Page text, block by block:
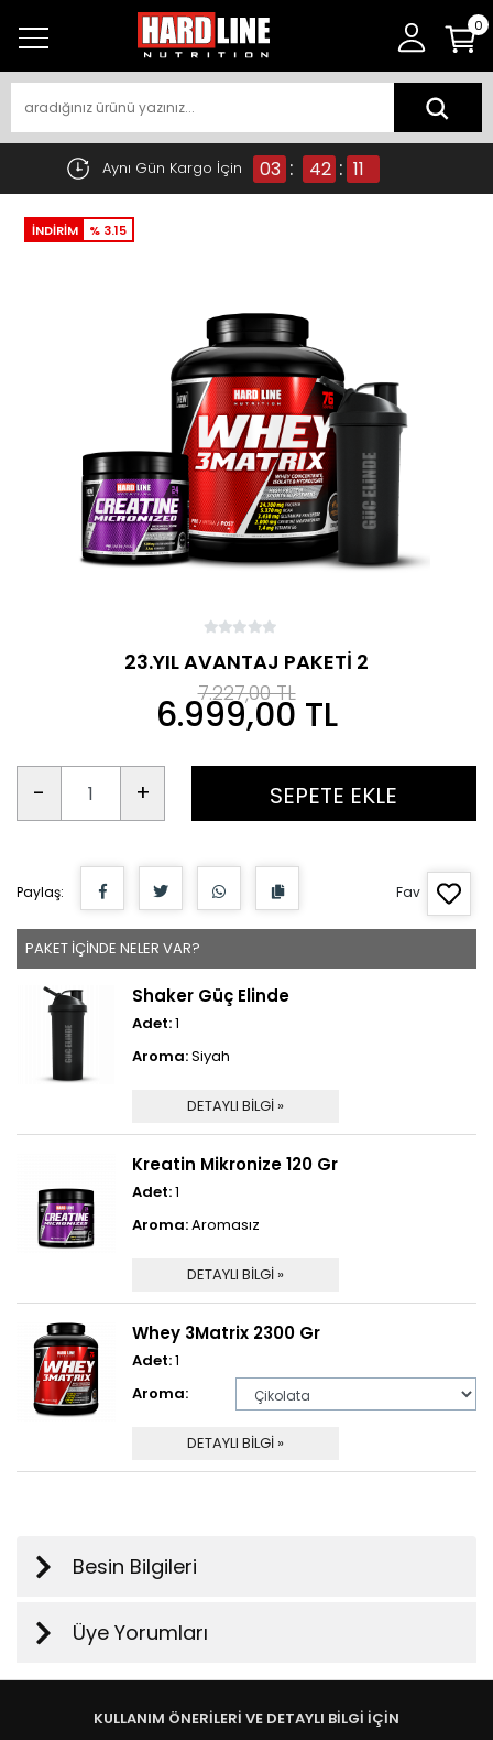
0
Aynı Gün Kargo İçin 03 : 42 : 11
İNDİRİM % 3.15
23.YIL AVANTAJ PAKETİ 2
7.227,00 TL
6.999,00 TL
- + SEPETE EKLE
Paylaş: Fav
PAKET İÇİNDE NELER VAR?
Shaker Güç Elinde
Adet:1
Aroma:Siyah
DETAYLI BİLGİ »
Kreatin Mikronize 120 Gr
Adet:1
Aroma:Aromasız
DETAYLI BİLGİ »
Whey 3Matrix 2300 Gr
Adet:1
Aroma:
DETAYLI BİLGİ »
Besin Bilgileri
Üye Yorumları
KULLANIM ÖNERİLERİ VE DETAYLI BİLGİ İÇİN